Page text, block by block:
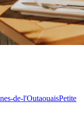
de-l'OutaouaisPetite